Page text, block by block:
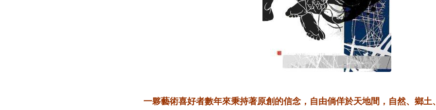
一夥藝術喜好者數年來秉持著原創的信念，自由倘佯於天地間，自然、鄉土